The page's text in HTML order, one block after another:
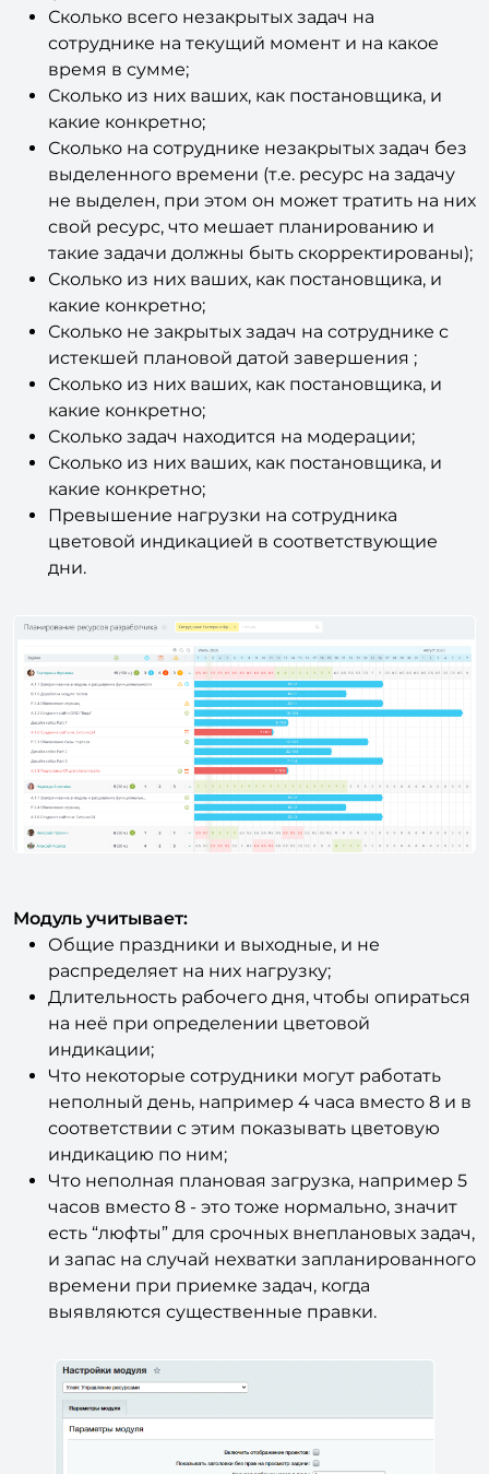
Сколько всего незакрытых задач на
сотруднике на текущий момент и на какое
время в сумме;
Сколько из них ваших, как постановщика, и
какие конкретно;
Сколько на сотруднике незакрытых задач без
выделенного времени (т.е. ресурс на задачу
не выделен, при этом он может тратить на них
свой ресурс, что мешает планированию и
такие задачи должны быть скорректированы);
Сколько из них ваших, как постановщика, и
какие конкретно;
Сколько не закрытых задач на сотруднике с
истекшей плановой датой завершения ;
Сколько из них ваших, как постановщика, и
какие конкретно;
Сколько задач находится на модерации;
Сколько из них ваших, как постановщика, и
какие конкретно;
Превышение нагрузки на сотрудника
цветовой индикацией в соответствующие
дни.
Модуль учитывает:
Общие праздники и выходные, и не
распределяет на них нагрузку;
Длительность рабочего дня, чтобы опираться
на неё при определении цветовой
индикации;
Что некоторые сотрудники могут работать
неполный день, например 4 часа вместо 8 и в
соответствии с этим показывать цветовую
индикацию по ним;
Что неполная плановая загрузка, например 5
часов вместо 8 - это тоже нормально, значит
есть “люфты” для срочных внеплановых задач,
и запас на случай нехватки запланированного
времени при приемке задач, когда
выявляются существенные правки.